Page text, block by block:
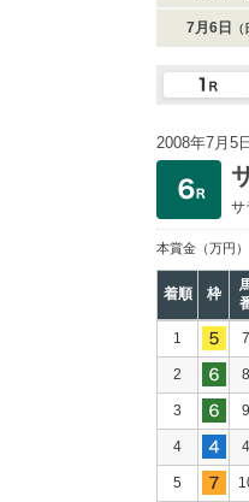
7月6日
2008年7月5
サ
本賞金 （万円）
着順 枠
1 7
2 8
3 9
4 4
5